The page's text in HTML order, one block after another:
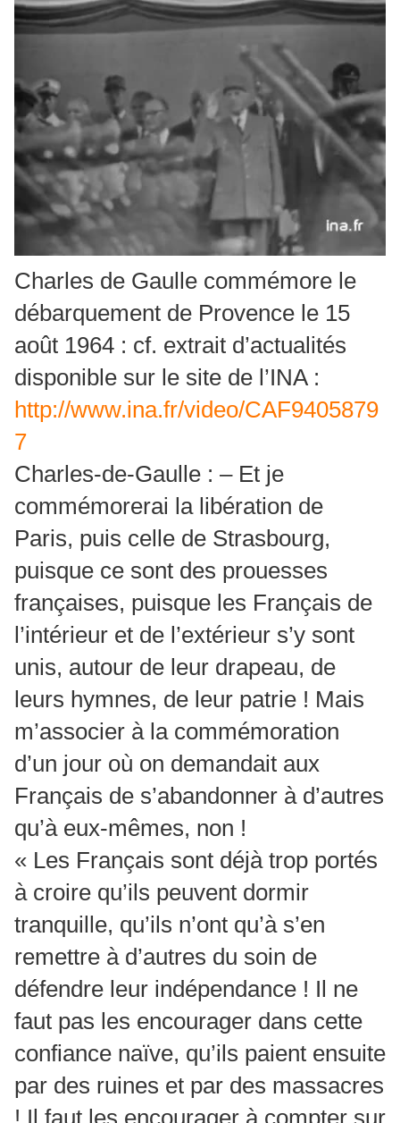
Charles de Gaulle commémore le
débarquement de Provence le 15
août 1964 : cf. extrait d’actualités
disponible sur le site de l’INA :
http://www.ina.fr/video/CAF9405879
7
Charles-de-Gaulle : – Et je
commémorerai la libération de
Paris, puis celle de Strasbourg,
puisque ce sont des prouesses
françaises, puisque les Français de
l’intérieur et de l’extérieur s’y sont
unis, autour de leur drapeau, de
leurs hymnes, de leur patrie ! Mais
m’associer à la commémoration
d’un jour où on demandait aux
Français de s’abandonner à d’autres
qu’à eux-mêmes, non !
« Les Français sont déjà trop portés
à croire qu’ils peuvent dormir
tranquille, qu’ils n’ont qu’à s’en
remettre à d’autres du soin de
défendre leur indépendance ! Il ne
faut pas les encourager dans cette
confiance naïve, qu’ils paient ensuite
par des ruines et par des massacres
! Il faut les encourager à compter sur